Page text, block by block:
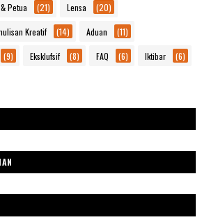
Petua (21) Lensa (20)
Kreatif (14) Aduan (11)
(9) Eksklufsif (8) FAQ (6) Iktibar (6)